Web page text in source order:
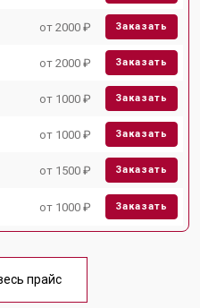
от 2000 ₽ Заказать
от 2000 ₽ Заказать
от 1000 ₽ Заказать
от 1000 ₽ Заказать
от 1500 ₽ Заказать
от 1000 ₽ Заказать
прайс